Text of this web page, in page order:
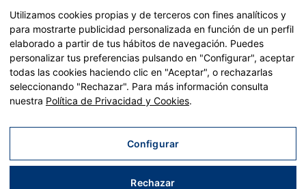
Plan de Recuperación, Transformación y Resiliencia – Financiado por
Recuperación y resiliencia, establecido por el Reglamento (UE)
2021/241 del Parlamento Europeo y del Consejo, de 12 de febrero
Utilizamos cookies propias y de terceros con fines analíticos y
para mostrarte publicidad personalizada en función de un perfil
elaborado a partir de tus hábitos de navegación. Puedes
personalizar tus preferencias pulsando en "Configurar", aceptar
todas las cookies haciendo clic en "Aceptar", o rechazarlas
seleccionando "Rechazar". Para más información consulta
nuestra Política de Privacidad y Cookies.
Configurar
Rechazar